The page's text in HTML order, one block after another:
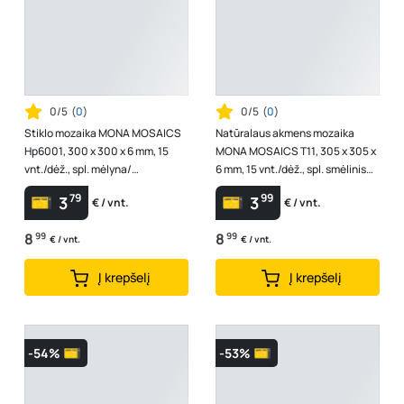
0/5 (0)
Stiklo mozaika MONA MOSAICS
Hp6001, 300 x 300 x 6 mm, 15
vnt./dėž., spl. mėlyna/
žydra/balta
379 € / vnt.
8 99 € / vnt.
Į krepšelį
0/5 (0)
Natūralaus akmens mozaika
MONA MOSAICS T11, 305 x 305 x
6 mm, 15 vnt./dėž., spl. smėlinis
marmuras
399 € / vnt.
8 99 € / vnt.
Į krepšelį
-54% -53%